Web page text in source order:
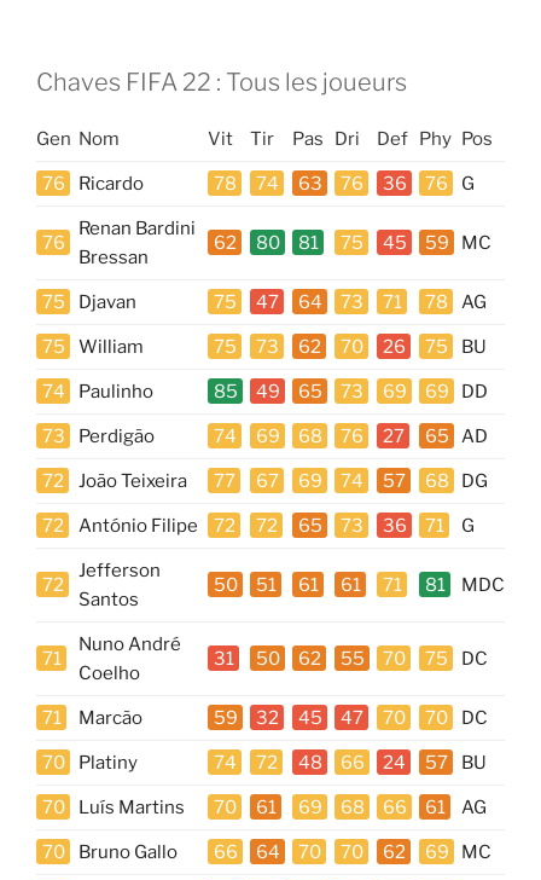
Chaves FIFA 22 : Tous les joueurs
Gen Nom Vit Tir Pas Dri Def Phy Pos
76 Ricardo 78 74 63 76 36 76 G
76
Renan Bardini
Bressan
62 80 81 75 45 59 MC
75 Djavan 75 47 64 73 71 78 AG
75 William 75 73 62 70 26 75 BU
74 Paulinho 85 49 65 73 69 69 DD
73 Perdigão 74 69 68 76 27 65 AD
72 João Teixeira 77 67 69 74 57 68 DG
72 António Filipe 72 72 65 73 36 71 G
72
Jefferson
Santos
50 51 61 61 71 81 MDC
71
Nuno André
Coelho
31 50 62 55 70 75 DC
71 Marcão 59 32 45 47 70 70 DC
70 Platiny 74 72 48 66 24 57 BU
70 Luís Martins 70 61 69 68 66 61 AG
70 Bruno Gallo 66 64 70 70 62 69 MC